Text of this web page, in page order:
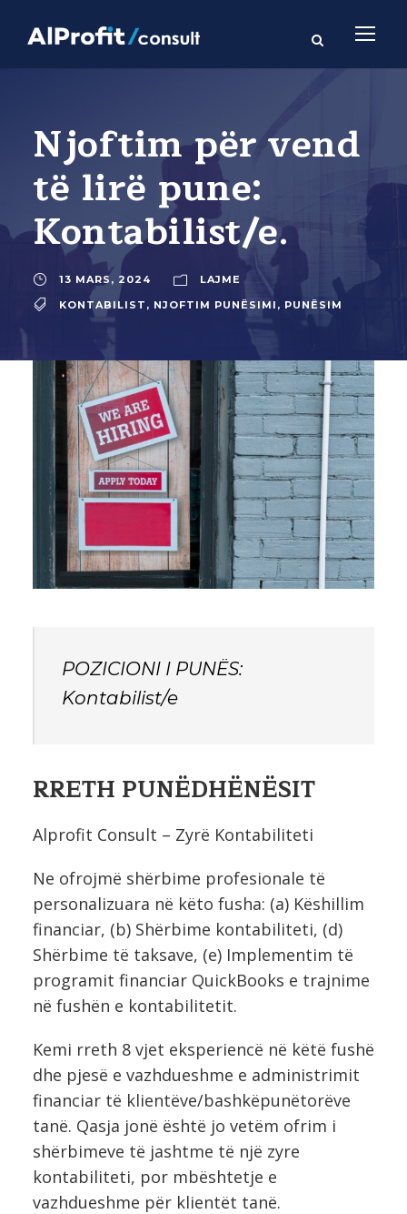
Njoftim për vend
të lirë pune:
Kontabilist/e.
13 MARS, 2024
LAJME
KONTABILIST , NJOFTIM PUNËSIMI , PUNËSIM
POZICIONI I PUNËS:
Kontabilist/e
RRETH PUNËDHËNËSIT
Alprofit Consult – Zyrë Kontabiliteti
Ne ofrojmë shërbime profesionale të
personalizuara në këto fusha: (a) Këshillim
financiar, (b) Shërbime kontabiliteti, (d)
Shërbime të taksave, (e) Implementim të
programit financiar QuickBooks e trajnime
në fushën e kontabilitetit.
Kemi rreth 8 vjet eksperiencë në këtë fushë
dhe pjesë e vazhdueshme e administrimit
financiar të klientëve/bashkëpunëtorëve
tanë. Qasja jonë është jo vetëm ofrim i
shërbimeve të jashtme të një zyre
kontabiliteti, por mbështetje e
vazhdueshme për klientët tanë.